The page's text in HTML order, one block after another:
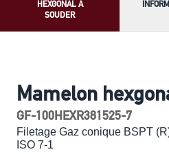
HEXGONAL À
SOUDER
Mamelon
GF-100HEXR381525-7
Filetage Gaz conique BSPT
ISO 7-1